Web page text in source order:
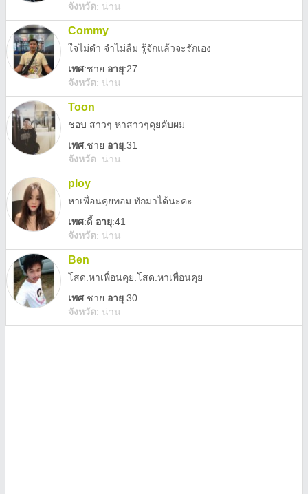
จังหวัด: น่าน
Commy
ใจไม่ดำ จำไม่ลืม รู้จักแล้วจะรักเอง
เพศ:ชาย อายุ:27
จังหวัด: น่าน
Toon
ชอบ สาวๆ หาสาวๆคุยคับผม
เพศ:ชาย อายุ:31
จังหวัด: น่าน
ploy
หาเพื่อนคุยทอม ทักมาได้นะคะ
เพศ:ดี้ อายุ:41
จังหวัด: น่าน
Ben
โสด.หาเพื่อนคุย.โสด.หาเพื่อนคุย
เพศ:ชาย อายุ:30
จังหวัด: น่าน